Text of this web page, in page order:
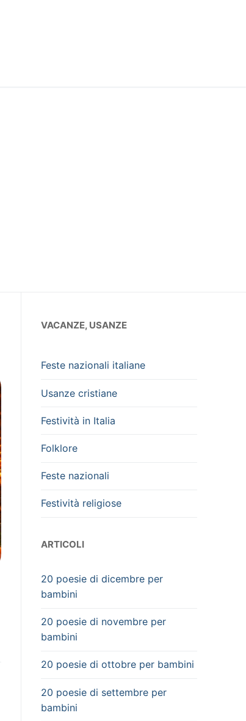
VACANZE, USANZE
Feste nazionali italiane
Usanze cristiane
Festività in Italia
Folklore
Feste nazionali
Festività religiose
ARTICOLI
20 poesie di dicembre per
bambini
20 poesie di novembre per
bambini
20 poesie di ottobre per bambini
20 poesie di settembre per
bambini